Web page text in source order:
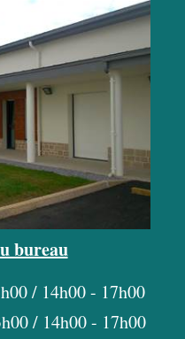
bureau
/ 14h00 - 17h00
/ 14h00 - 17h00